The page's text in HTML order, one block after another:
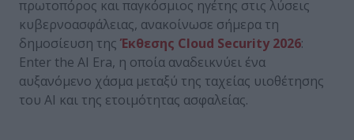
πρωτοπόρος και παγκόσμιος ηγέτης στις λύσεις
κυβερνοασφάλειας, ανακοίνωσε σήμερα τη
δημοσίευση της Έκθεσης Cloud Security 2026:
Enter the AI Era, η οποία αναδεικνύει ένα
αυξανόμενο χάσμα μεταξύ της ταχείας υιοθέτησης
του AI και της ετοιμότητας ασφαλείας.